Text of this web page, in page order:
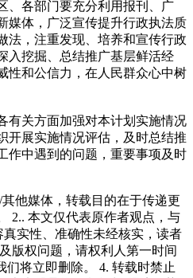
、各部门要充分利用报刊、广
媒体，广泛宣传提升行政执法质
法，注重发现、培养和宣传行政
入挖掘、总结推广基层鲜活经
性和公信力，在人民群众心中树
有关方面加强对本计划实施情况
开展实施情况评估，及时总结推
作中遇到的问题，重要事项及时
他媒体，转载目的在于传递更
2.. 本文仅代表原作者观点，与
实性、准确性未经核实，读者
版权问题，请权利人第一时间
将立即删除。 4. 转载时禁止